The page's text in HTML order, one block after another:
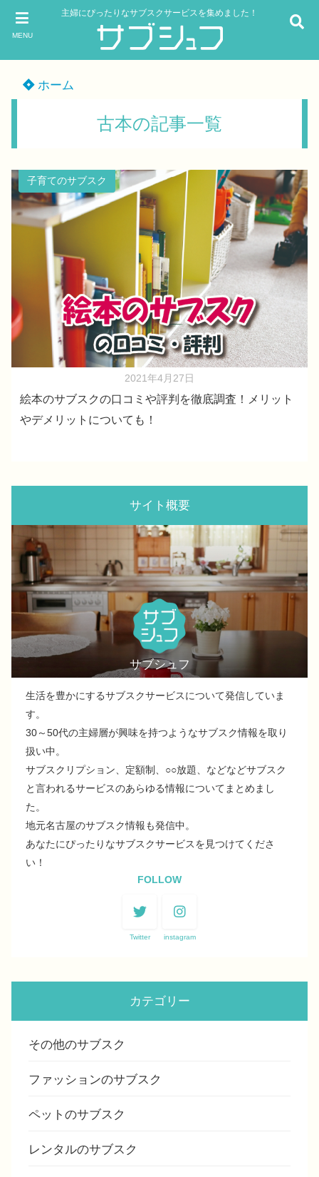
MENU
主婦にぴったりなサブスクサービスを集めました！
ホーム
古本の記事一覧
子育てのサブスク
2021年4月27日
絵本のサブスクの口コミや評判を徹底調査！メリット
やデメリットについても！
サイト概要
サブシュフ
生活を豊かにするサブスクサービスについて発信していま
す。
30～50代の主婦層が興味を持つようなサブスク情報を取り
扱い中。
サブスクリプション、定額制、○○放題、などなどサブスク
と言われるサービスのあらゆる情報についてまとめまし
た。
地元名古屋のサブスク情報も発信中。
あなたにぴったりなサブスクサービスを見つけてくださ
い！
FOLLOW
Twitter instagram
カテゴリー
その他のサブスク
ファッションのサブスク
ペットのサブスク
レンタルのサブスク